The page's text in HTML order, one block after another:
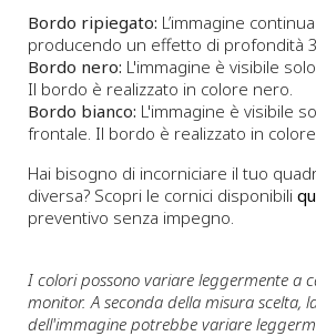
Bordo ripiegato: L’immagine
producendo un effetto di profondità
Bordo nero: L'immagine è visibile
Il bordo è realizzato in colore nero.
Bordo bianco: L'immagine è visibile
frontale. Il bordo è realizzato in
Hai bisogno di incorniciare il tuo
diversa? Scopri le cornici disponibili
preventivo senza impegno.
I colori possono variare leggermente a
monitor. A seconda della misura scelta,
dell'immagine potrebbe variare